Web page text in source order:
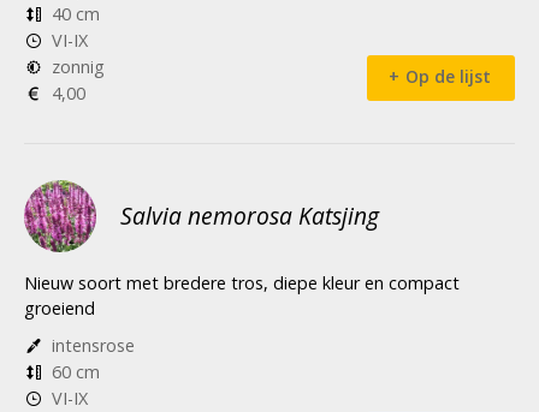
40 cm
VI-IX
zonnig
4,00
Op de lijst
Salvia nemorosa Katsjing
Nieuw soort met bredere tros, diepe kleur en compact
groeiend
intensrose
60 cm
VI-IX